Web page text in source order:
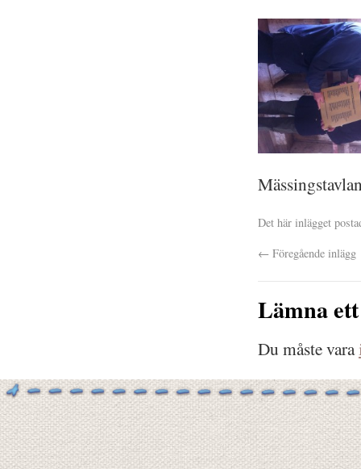
Det här inlägget
← Föregående inlägg
Lämna
Du måste vara